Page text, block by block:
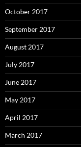
October 2017
September 2017
August 2017
July 2017
June 2017
May 2017
April 2017
March 2017